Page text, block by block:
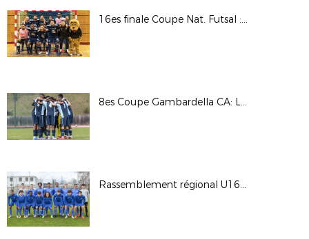
16es finale Coupe Nat. Futsal : AS Martel Caluire / Toulon Elite Futsal © Photos LAuRAFoot- Alain Chenevière
8es Coupe Gambardella CA: Lyon - La Duchère / Le HAC © Photos LAuRAFoot- Alain Chenevière
Rassemblement régional U16G - Phase finale 2022